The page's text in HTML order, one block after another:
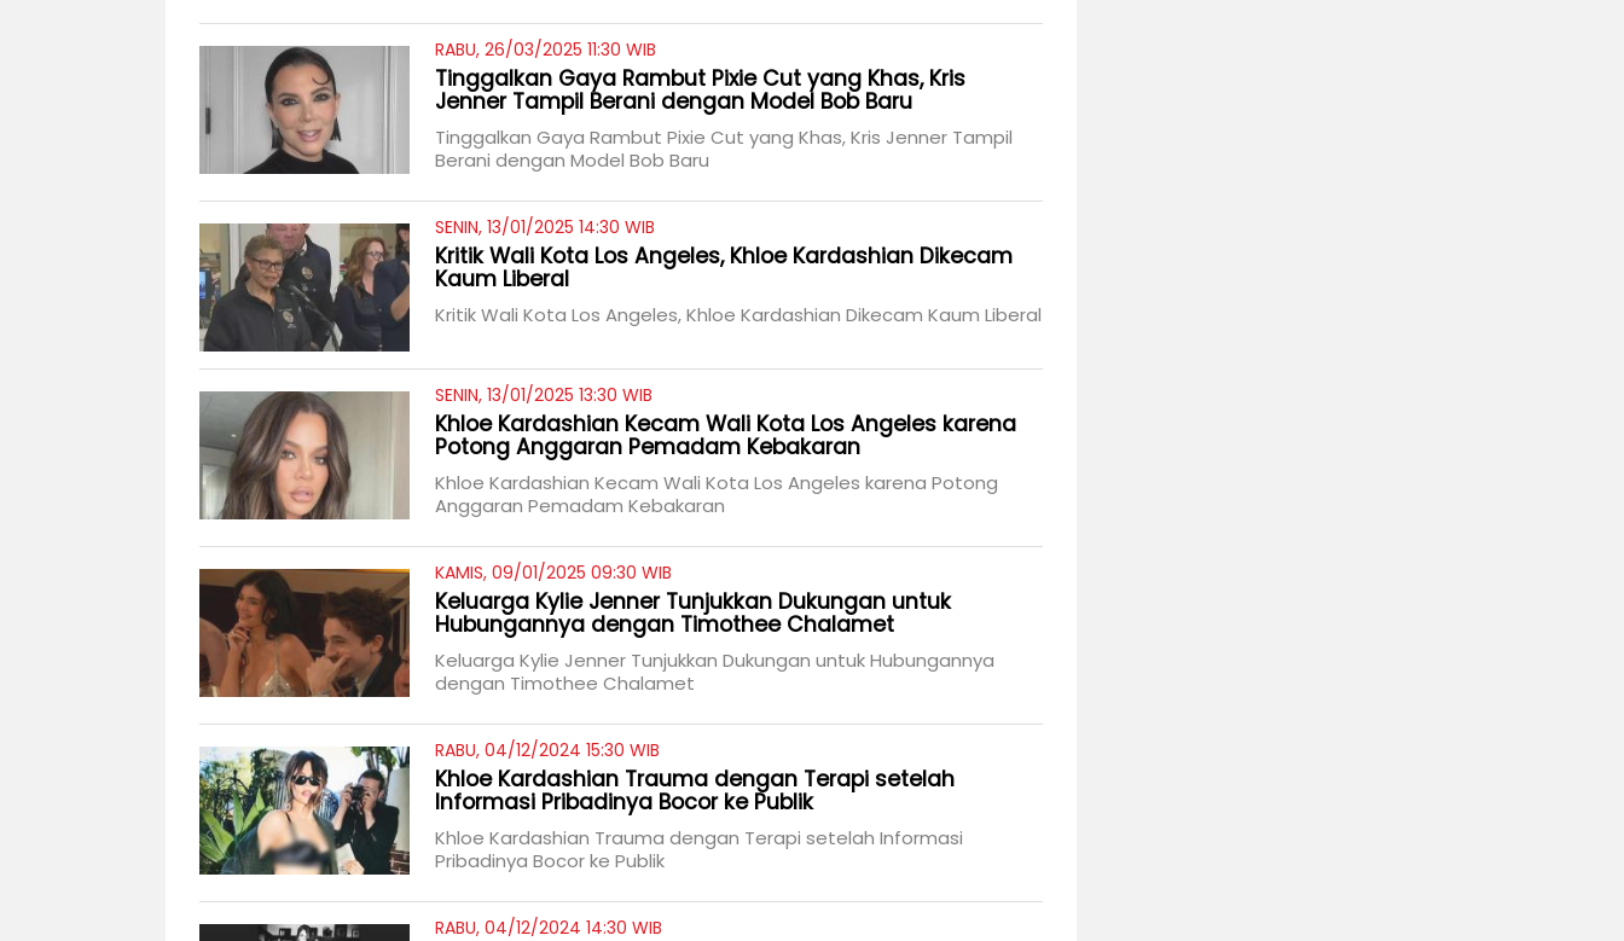
RABU, 26/03/2025 11:30 WIB
Tinggalkan Gaya Rambut Pixie Cut yang Khas, Kris
Jenner Tampil Berani dengan Model Bob Baru
Tinggalkan Gaya Rambut Pixie Cut yang Khas, Kris Jenner Tampil
Berani dengan Model Bob Baru
SENIN, 13/01/2025 14:30 WIB
Kritik Wali Kota Los Angeles, Khloe Kardashian Dikecam
Kaum Liberal
Kritik Wali Kota Los Angeles, Khloe Kardashian Dikecam Kaum Liberal
SENIN, 13/01/2025 13:30 WIB
Khloe Kardashian Kecam Wali Kota Los Angeles karena
Potong Anggaran Pemadam Kebakaran
Khloe Kardashian Kecam Wali Kota Los Angeles karena Potong
Anggaran Pemadam Kebakaran
KAMIS, 09/01/2025 09:30 WIB
Keluarga Kylie Jenner Tunjukkan Dukungan untuk
Hubungannya dengan Timothee Chalamet
Keluarga Kylie Jenner Tunjukkan Dukungan untuk Hubungannya
dengan Timothee Chalamet
RABU, 04/12/2024 15:30 WIB
Khloe Kardashian Trauma dengan Terapi setelah
Informasi Pribadinya Bocor ke Publik
Khloe Kardashian Trauma dengan Terapi setelah Informasi
Pribadinya Bocor ke Publik
RABU, 04/12/2024 14:30 WIB